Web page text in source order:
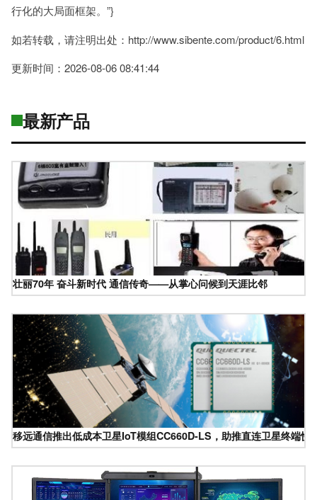
行化的大局面框架。”}
如若转载，请注明出处：http://www.sibente.com/product/6.html
更新时间：2026-08-06 08:41:44
最新产品
壮丽70年 奋斗新时代 通信传奇——从掌心问候到天涯比邻
移远通信推出低成本卫星IoT模组CC660D-LS，助推直连卫星终端快